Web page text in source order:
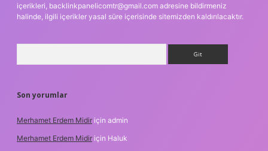
içerikleri, backlinkpanelicomtr@gmail.com adresine bildirmeniz
halinde, ilgili içerikler yasal süre içerisinde sitemizden kaldırılacaktır.
Son yorumlar
Merhamet Erdem Midir için admin
Merhamet Erdem Midir için Haluk